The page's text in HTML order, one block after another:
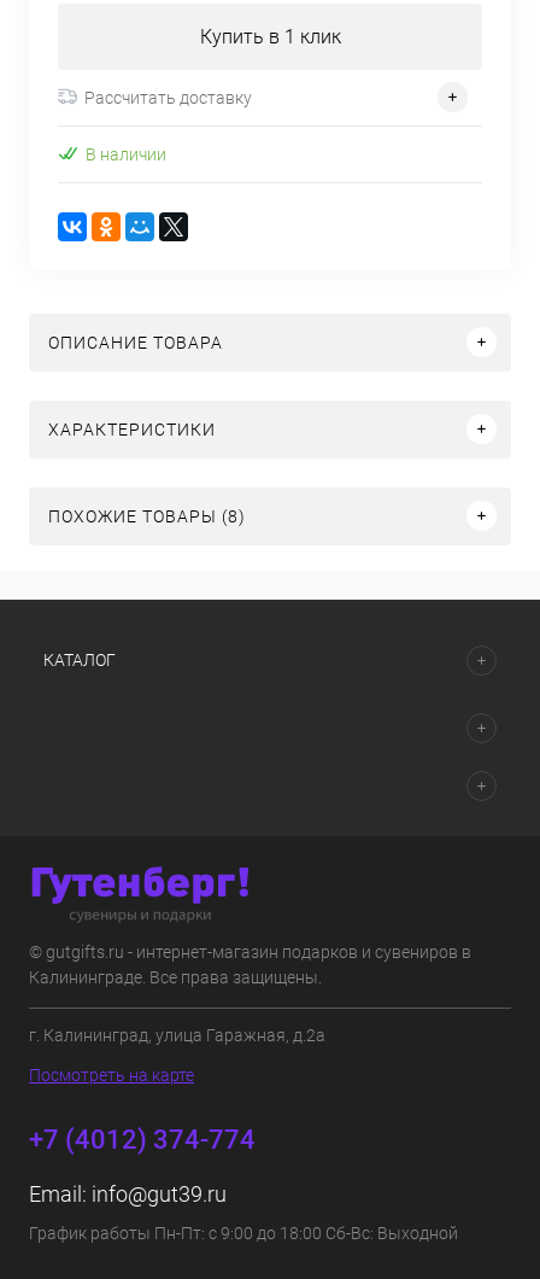
Купить в 1 клик
Рассчитать доставку
В наличии
ОПИСАНИЕ ТОВАРА
ХАРАКТЕРИСТИКИ
ПОХОЖИЕ ТОВАРЫ (8)
КАТАЛОГ
© gutgifts.ru - интернет-магазин подарков и сувениров в
Калининграде. Все права защищены.
г. Калининград, улица Гаражная, д.2а
Посмотреть на карте
+7 (4012) 374-774
Email: info@gut39.ru
График работы Пн-Пт: с 9:00 до 18:00 Сб-Вс: Выходной